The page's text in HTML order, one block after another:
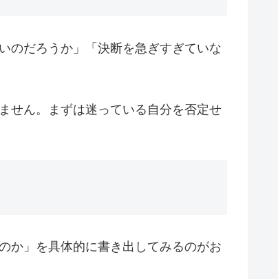
のだろうか」「決断を急ぎすぎていな
せん。まずは迷っている自分を否定せ
か」を具体的に書き出してみるのがお